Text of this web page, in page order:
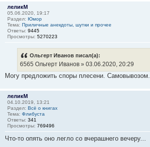
леликМ
05.06.2020, 19:17
Раздел: Юмор
Тема: Приличные анекдоты, шутки и прочее
Ответы: 9445
Просмотры: 5270223
Ольгерт Иванов писал(а):
6565 Ольгерт Иванов » 03.06.2020, 20:29
Могу предложить споры плесени. Самовывозом.
леликМ
04.10.2019, 13:21
Раздел: Всё о книгах
Тема: Флибуста
Ответы: 341
Просмотры: 769496
Что-то опять оно легло со вчерашнего вечеру...